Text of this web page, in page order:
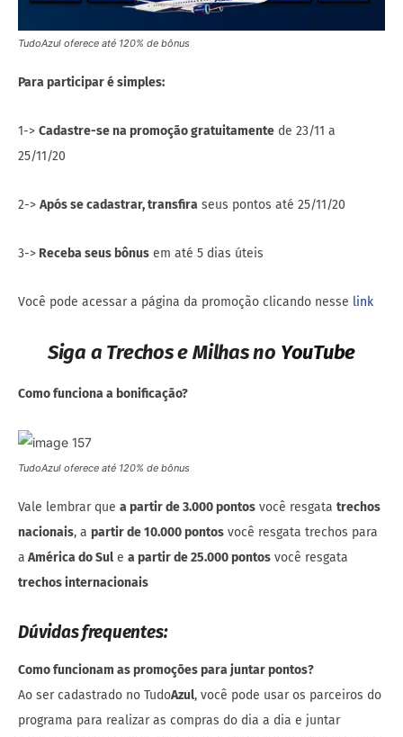
TudoAzul oferece até 120% de bônus
Para participar é simples:
1-> Cadastre-se na promoção gratuitamente de 23/11 a
25/11/20
2-> Após se cadastrar, transfira seus pontos até 25/11/20
3-> Receba seus bônus em até 5 dias úteis
Você pode acessar a página da promoção clicando nesse link
Siga a Trechos e Milhas no YouTube
Como funciona a bonificação?
TudoAzul oferece até 120% de bônus
Vale lembrar que a partir de 3.000 pontos você resgata trechos
nacionais, a partir de 10.000 pontos você resgata trechos para
a América do Sul e a partir de 25.000 pontos você resgata
trechos internacionais
Dúvidas frequentes:
Como funcionam as promoções para juntar pontos?
Ao ser cadastrado no TudoAzul, você pode usar os parceiros do
programa para realizar as compras do dia a dia e juntar